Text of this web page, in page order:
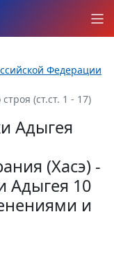
Федерации
(ст.ст. 1 - 17)
Адыгея
(Хасэ) -
Адыгея 10
и